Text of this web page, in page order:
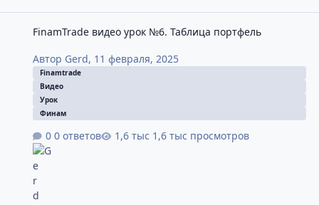
FinamTrade видео урок №6. Таблица портфель
Автор Gerd, 11 февраля, 2025
Finamtrade
Видео
Урок
Финам
0 ответов 1,6 тыс просмотров